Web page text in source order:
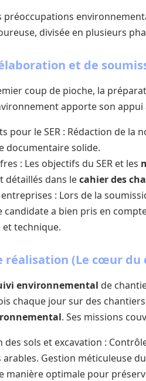
préoccupations
divisée en plusieurs
et de
coup de pioche, la
apporte son
pour le SER : Rédaction de
documentaire solide.
: Les objectifs du SER et les
détaillés dans lecahier des
: Lors de la
candidate a bien pris en
technique.
réalisation (Le cœur du
environnemental de
chaque jour sur des
. Ses missions
des sols et excavation :
arables. Gestion méticuleuse
manière optimale pour